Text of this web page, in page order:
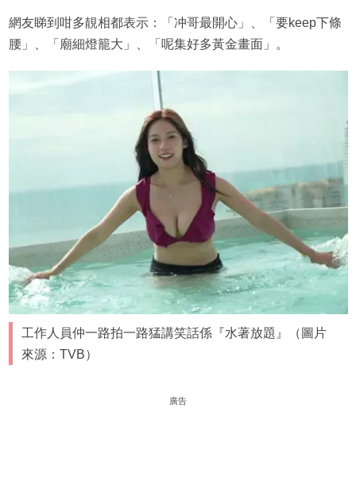
網友睇到咁多靚相都表示：「冲哥最開心」、「要keep下條
腰」、「廟細燈籠大」、「呢集好多黃金畫面」。
工作人員仲一路拍一路猛講笑話係『水著放題』（圖片
來源：TVB）
廣告